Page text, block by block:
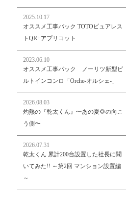
2025.10.17
オススメ工事パック TOTOピュアレス
トQR+アプリコット
2023.06.10
オススメ工事パック ノーリツ新型ビ
ルトインコンロ「Orche-オルシェ-」
2026.08.03
灼熱の『乾太くん』〜あの夏🌻の向こ
う側〜
2026.07.31
乾太くん 累計200台設置した社長に聞
いてみた!! ～第2回 マンション設置編
～